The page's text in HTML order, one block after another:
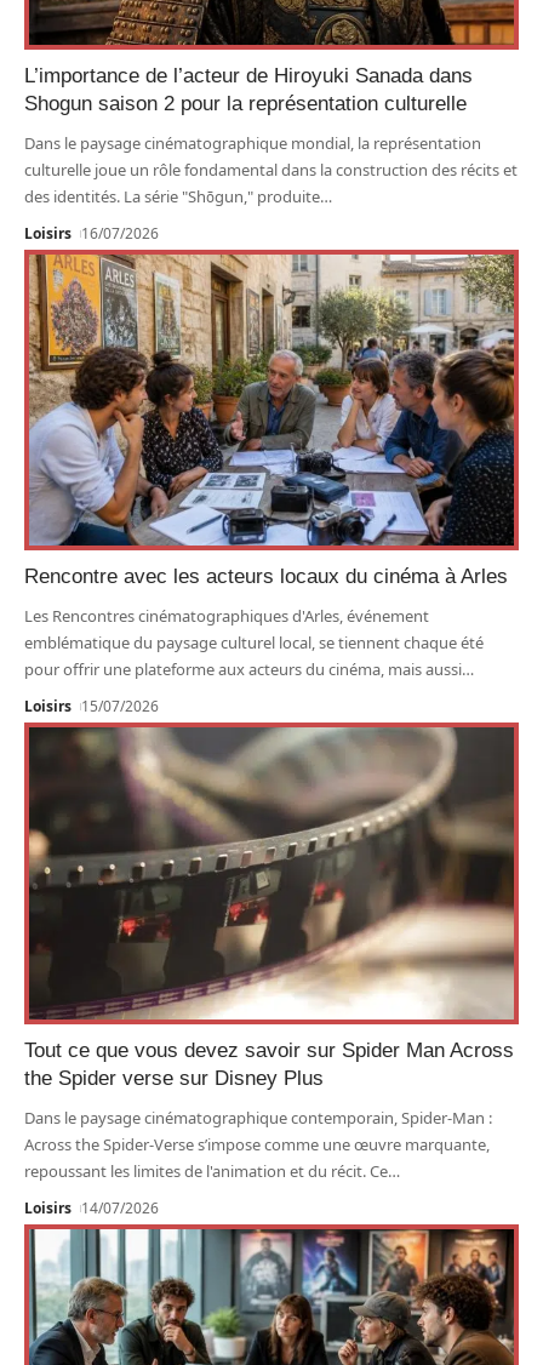
L’importance de l’acteur de Hiroyuki Sanada dans
Shogun saison 2 pour la représentation culturelle
Dans le paysage cinématographique mondial, la représentation
culturelle joue un rôle fondamental dans la construction des récits et
des identités. La série "Shōgun," produite…
Loisirs 16/07/2026
Rencontre avec les acteurs locaux du cinéma à Arles
Les Rencontres cinématographiques d'Arles, événement
emblématique du paysage culturel local, se tiennent chaque été
pour offrir une plateforme aux acteurs du cinéma, mais aussi…
Loisirs 15/07/2026
Tout ce que vous devez savoir sur Spider Man Across
the Spider verse sur Disney Plus
Dans le paysage cinématographique contemporain, Spider-Man :
Across the Spider-Verse s’impose comme une œuvre marquante,
repoussant les limites de l'animation et du récit. Ce…
Loisirs 14/07/2026